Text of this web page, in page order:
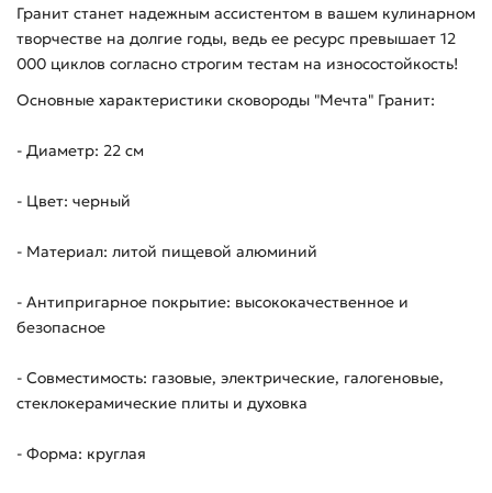
Гранит станет надежным ассистентом в вашем кулинарном
творчестве на долгие годы, ведь ее ресурс превышает 12
000 циклов согласно строгим тестам на износостойкость!
Основные характеристики сковороды "Мечта" Гранит:
- Диаметр: 22 см
- Цвет: черный
- Материал: литой пищевой алюминий
- Антипригарное покрытие: высококачественное и
безопасное
- Совместимость: газовые, электрические, галогеновые,
стеклокерамические плиты и духовка
- Форма: круглая